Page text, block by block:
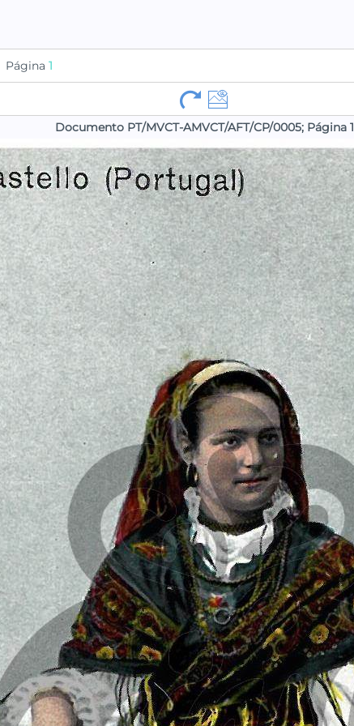
Página 1
Documento PT/MVCT-AMVCT/AFT/CP/0005; Página 1